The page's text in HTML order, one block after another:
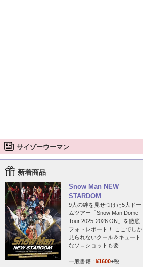
サイゾーウーマン
新着商品
Snow Man NEW
STARDOM
9人の絆を見せつけた5大ドー
ムツアー「Snow Man Dome
Tour 2025-2026 ON」を徹底
フォトレポート！ ここでしか
見られないクール＆キュート
なソロショットも要...
一般書籍 : ¥1600+税